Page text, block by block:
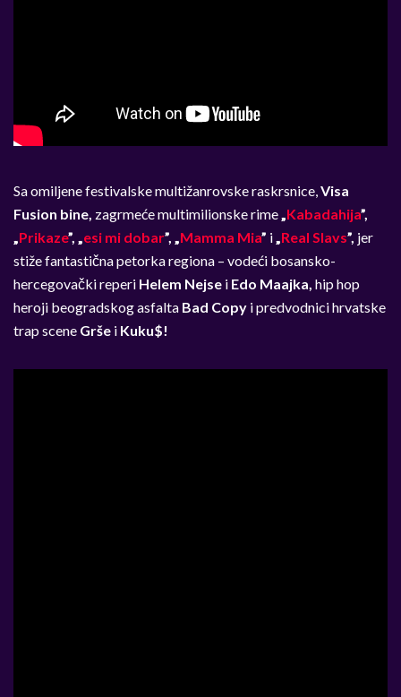
Sa omiljene festivalske multižanrovske raskrsnice,Visa
Fusion bine, zagrmeće multimilionske rime„Kabadahija”,
„Prikaze”, „esi mi dobar”, „Mamma Mia” i„Real Slavs”, jer
stiže fantastična petorka regiona – vodeći bosansko-
hercegovački reperi Helem Nejse i Edo Maajka, hip hop
heroji beogradskog asfalta Bad Copy i predvodnici hrvatske
trap scene Grše i Kuku$!